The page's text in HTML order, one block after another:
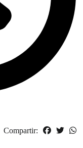
Compartir: